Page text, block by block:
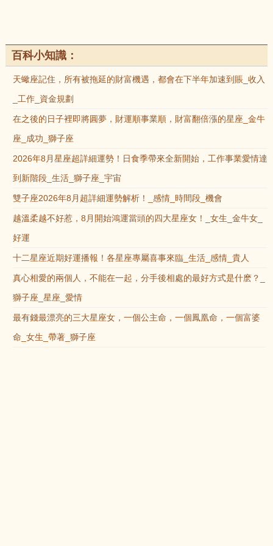
百科小知識：
天蠍座記住，所有被拖延的財富機遇，都會在下半年加速到賬_收入
_工作_資金規劃
在之後的日子裡即將圓夢，財運順事業順，財富翻倍漲的星座_金牛
座_成功_獅子座
2026年8月星座超詳細運勢！日食季帶來全新開始，工作事業愛情達
到新階段_生活_獅子座_宇宙
雙子座2026年8月超詳細運勢解析！_感情_時間段_機會
越溫柔越不好惹，8月開始鴻運當頭的四大星座女！_女生_金牛女_
好運
十二星座近期好運播報！各星座專屬喜事來臨_生活_感情_貴人
真心相愛的兩個人，不能在一起，分手後相處的最好方式是什麽？_
獅子座_星座_愛情
最有錢最漂亮的三大星座女，一個公主命，一個鳳凰命，一個富婆
命_女生_帶著_獅子座